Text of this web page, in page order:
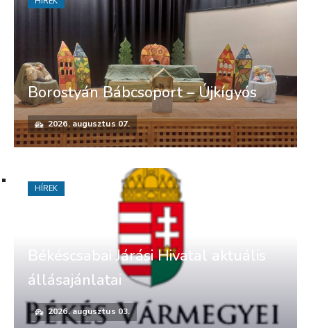
Borostyán Bábcsoport – Újkígyós
2026. augusztus 07.
Békéscsabai Járási Hivatal aktuális
állásajánlatai
2026. augusztus 03.
HÍREK